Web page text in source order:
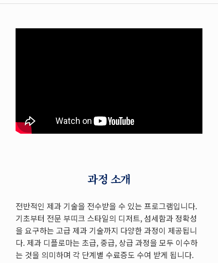
과정 소개
전반적인 제과 기술을 전수받을 수 있는 프로그램입니다.
기초부터 전문 부띠크 스타일의 디저트, 섬세함과 정확성
을 요구하는 고급 제과 기술까지 다양한 과정이 제공됩니
다. 제과 디플로마는 초급, 중급, 상급 과정을 모두 이수하
는 것을 의미하며 각 단계별 수료증도 수여 받게 됩니다.